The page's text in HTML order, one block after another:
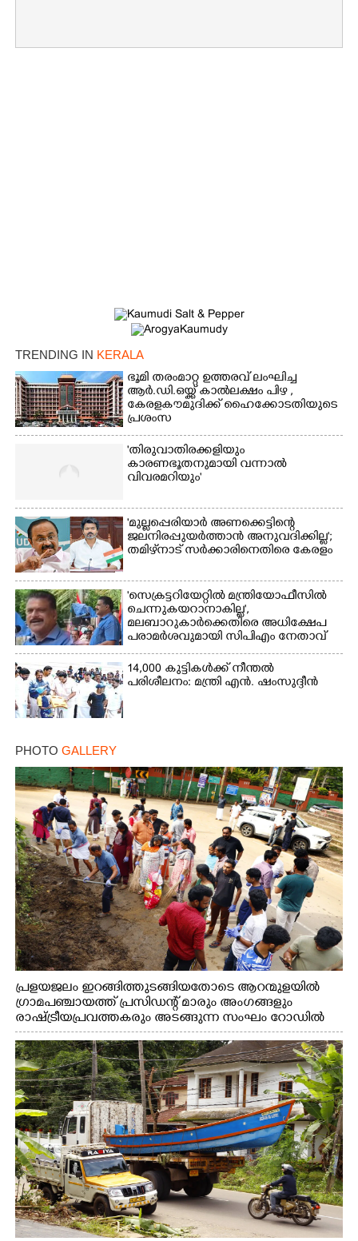
TRENDING IN KERALA
ഭൂമി തരംമാറ്റ ഉത്തരവ് ലംഘിച്ച
ആർ.ഡി.ഒയ്ക്ക് കാൽലക്ഷം പിഴ ,​
കേരളകൗമുദിക്ക് ഹൈക്കോടതിയുടെ
പ്രശംസ
'തിരുവാതിരക്കളിയും
കാരണഭൂതനുമായി വന്നാൽ
വിവരമറിയും '
'മുല്ലപ്പെരിയാർ അണക്കെട്ടിന്റെ
ജലനിരപ്പുയർത്താൻ അനുവദിക്കില്ല';
തമിഴ്‌നാട് സർക്കാരിനെതിരെ കേരളം
'സെക്രട്ടറിയേറ്റിൽ മന്ത്രിയോഫീസിൽ
ചെന്നുകയറാനാകില്ല',
മലബാറുകാർക്കെതിരെ അധിക്ഷേപ
പരാമർശവുമായി സിപിഎം നേതാവ്‌
14,000 കുട്ടികൾക്ക് നീന്തൽ
പരിശീലനം: മന്ത്രി എൻ. ഷംസുദ്ദീൻ
PHOTO GALLERY
പ്രളയജലം ഇറങ്ങിത്തുടങ്ങിയതോടെ ആറന്മുളയിൽ
ഗ്രാമപഞ്ചായത്ത് പ്രസിഡന്റ് മാരും അംഗങ്ങളും
രാഷ്ട്രീയപ്രവത്തകരും അടങ്ങുന്ന സംഘം റോഡിൽ
അടിഞ്ഞ് കൂടിയ ചെളിയും മണ്ണും മറ്റ് മാലിന്യങ്ങളും
നീക്കം ചെയ്യുന്നു.
×
Share this link